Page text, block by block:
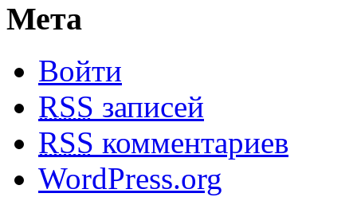
Мета
Войти
RSS записей
RSS комментариев
WordPress.org